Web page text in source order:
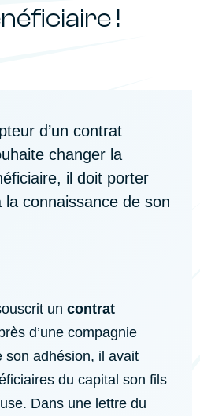
!
d’un contrat
changer la
il doit porter
connaissance de son
un contrat
d’une compagnie
son adhésion, il avait
du capital son fils
Dans une lettre du